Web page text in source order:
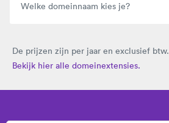
De prijzen zijn per jaar en exclusief btw.
Bekijk hier alle domeinextensies.